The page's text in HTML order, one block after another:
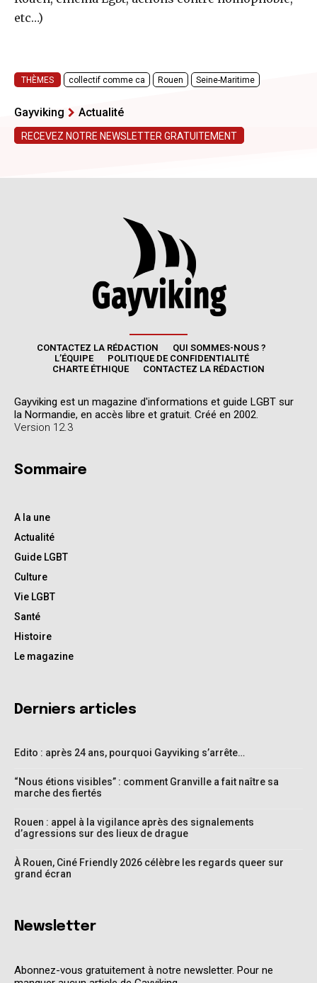
CONTACTEZ LA RÉDACTION
QUI SOMMES-NOUS ?
L’ÉQUIPE
POLITIQUE DE CONFIDENTIALITÉ
CHARTE ÉTHIQUE
CONTACTEZ LA RÉDACTION
Gayviking est un magazine d'informations et guide LGBT sur
la Normandie, en accès libre et gratuit. Créé en 2002.
Version 12.3
Sommaire
A la une
Actualité
Guide LGBT
Culture
Vie LGBT
Santé
Histoire
Le magazine
Derniers articles
Edito : après 24 ans, pourquoi Gayviking s’arrête…
“Nous étions visibles” : comment Granville a fait naître sa
marche des fiertés
Rouen : appel à la vigilance après des signalements
d’agressions sur des lieux de drague
À Rouen, Ciné Friendly 2026 célèbre les regards queer sur
grand écran
Newsletter
Abonnez-vous gratuitement à notre newsletter. Pour ne